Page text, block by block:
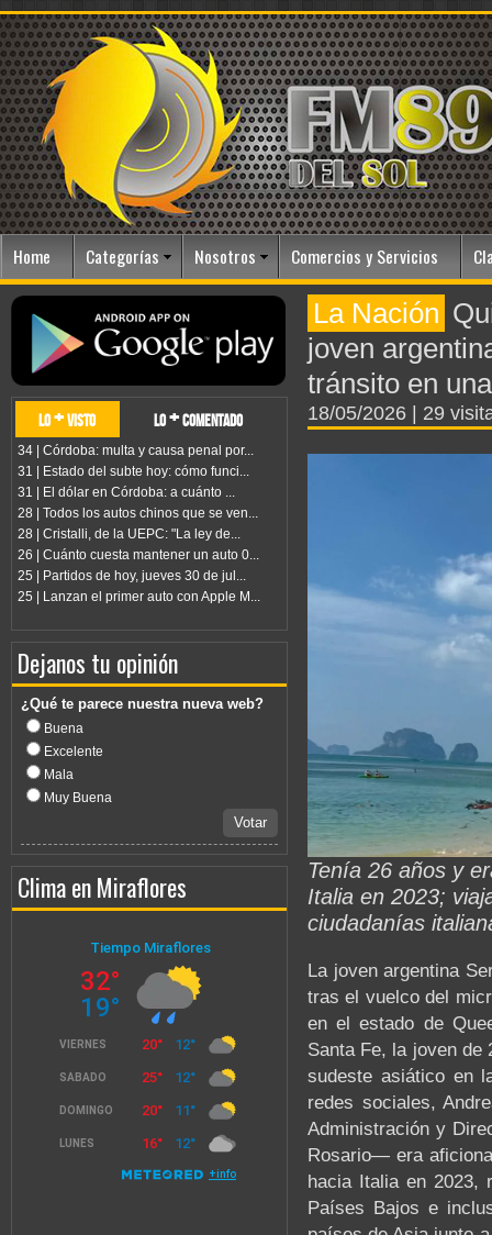
Home Categorías Nosotros Comercios y Servicios
lo + visto lo + comentado
34 | Córdoba: multa y causa penal por...
31 | Estado del subte hoy: cómo funci...
31 | El dólar en Córdoba: a cuánto ...
28 | Todos los autos chinos que se ven...
28 | Cristalli, de la UEPC: "La ley de...
26 | Cuánto cuesta mantener un auto 0...
25 | Partidos de hoy, jueves 30 de jul...
25 | Lanzan el primer auto con Apple M...
Dejanos tu opinión
¿Qué te parece nuestra nueva web?
Buena
Excelente
Mala
Muy Buena
Votar
Clima en Miraflores
La Nación
joven
tránsito en
18/05/2026 | 29
Tenía 26 años y
Italia en 2023;
ciudadanías
La joven argentina
tras el vuelco del
en el estado de
Santa Fe, la joven
sudeste asiático en
redes sociales,
Administración y
Rosario— era
hacia Italia en 2023,
Países Bajos e